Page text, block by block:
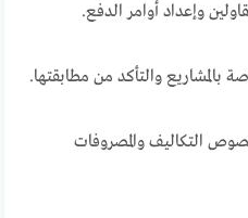
وإعداد أوامر الدفع.
بالمشاريع والتأكد من مطابقتها.
التكاليف والمصروفات